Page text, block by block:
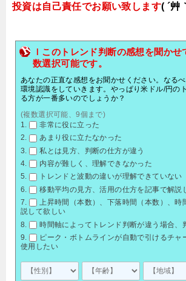
投資は自己責任でお願い致します( ´艸
ｌこのトレンド判断の感想を聞か
数選択可能です。
あなたの正直な感想をお聞かせください。なる
環境認識をしていきます。やっぱり米ドル/円の
る方が一番多いのでしょうか？
(複数選択可能、9個まで)
非常に役に立った
あまり役に立たなかった
私とは見方、判断の仕方が違う
内容が難しく、理解できなかった
トレンドと波動の違いが理解できていない
移動平均の見方、活用の仕方を記事で解説
上昇時間（本数）、下落時間（本数）、時
説して欲しい
時間軸によってトレンド判断が違う場合、
ピーク・ボトムラインが自動で引けるチャ
使用したい